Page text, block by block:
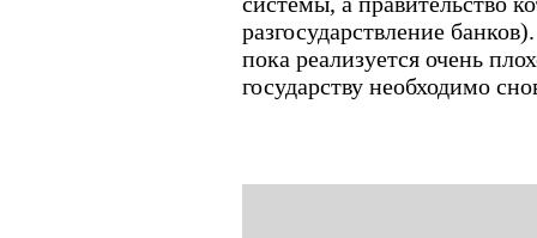
разгосударствление
пока реализуется очень
государству необходимо